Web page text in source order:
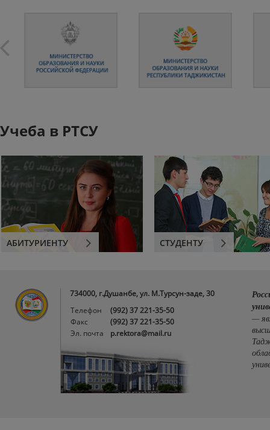
Учеба в РТСУ
АБИТУРИЕНТУ СТУДЕНТУ
734000, г.Душанбе, ул. М.Турсун-заде, 30
Телефон
(992) 37 221-35-50
Факс
(992) 37 221-35-50
Эл. почта
p.rektora@mail.ru
—